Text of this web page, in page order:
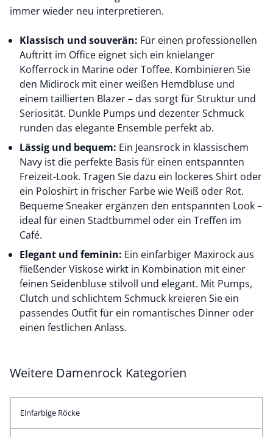
immer wieder neu interpretieren.
Klassisch und souverän: Für einen professionellen
Auftritt im Office eignet sich ein knielanger
Kofferrock in Marine oder Toffee. Kombinieren Sie
den Midirock mit einerweißen Hemdbluse und
einem taillierten Blazer – das sorgt für Struktur und
Seriosität. Dunkle Pumps und dezenter Schmuck
runden das elegante Ensemble perfekt ab.
Lässig und bequem: Ein Jeansrock in klassischem
Navy ist die perfekte Basis für einen entspannten
Freizeit-Look. Tragen Sie dazu ein lockeres Shirt oder
ein Poloshirt in frischer Farbe wie Weiß oder Rot.
Bequeme Sneaker ergänzen den entspannten Look –
ideal für einen Stadtbummel oder ein Treffen im
Café.
Elegant und feminin: Ein einfarbiger Maxirock aus
fließender Viskose wirkt in Kombination mit einer
feinen Seidenbluse stilvoll und elegant. Mit Pumps,
Clutch und schlichtem Schmuck kreieren Sie ein
passendes Outfit für ein romantisches Dinner oder
einen festlichen Anlass.
Weitere Damenrock Kategorien
Einfarbige Röcke